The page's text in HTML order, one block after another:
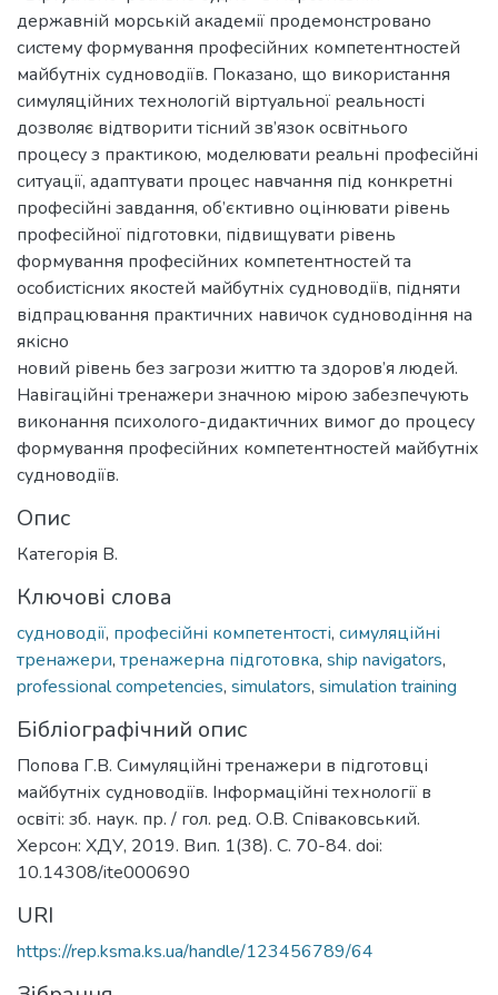
державній морській академії продемонстровано
систему формування професійних компетентностей
майбутніх судноводіїв. Показано, що використання
симуляційних технологій віртуальної реальності
дозволяє відтворити тісний зв’язок освітнього
процесу з практикою, моделювати реальні професійні
ситуації, адаптувати процес навчання під конкретні
професійні завдання, об’єктивно оцінювати рівень
професійної підготовки, підвищувати рівень
формування професійних компетентностей та
особистісних якостей майбутніх судноводіїв, підняти
відпрацювання практичних навичок судноводіння на
якісно
новий рівень без загрози життю та здоров’я людей.
Навігаційні тренажери значною мірою забезпечують
виконання психолого-дидактичних вимог до процесу
формування професійних компетентностей майбутніх
судноводіїв.
Опис
Категорія В.
Ключові слова
судноводії, професійні компетентості, симуляційні
тренажери, тренажерна підготовка, ship navigators,
professional competencies, simulators, simulation training
Бібліографічний опис
Попова Г.В. Симуляційні тренажери в підготовці
майбутніх судноводіїв. Інформаційні технології в
освіті: зб. наук. пр. / гол. ред. О.В. Співаковський.
Херсон: ХДУ, 2019. Вип. 1(38). С. 70-84. doi:
10.14308/ite000690
URI
https://rep.ksma.ks.ua/handle/123456789/64